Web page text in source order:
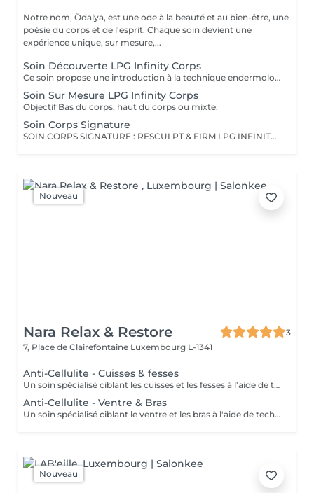
Notre nom, Ôdalya, est une ode à la beauté et au bien-être, une
poésie du corps et de l'esprit. Chaque soin devient une
expérience unique, sur mesure,...
Soin Découverte LPG Infinity Corps
Ce soin propose une introduction à la technique endermologie® afin de découvrir le potentiel des différentes stimulations cellulaires et les sensations uniques qu'elles procurent.
Soin Sur Mesure LPG Infinity Corps
Objectif Bas du corps, haut du corps ou mixte.
Soin Corps Signature
SOIN CORPS SIGNATURE : RESCULPT & FIRM LPG INFINITY® endermologie Ce soin de l'ensemble du corps raffermit la peau et redonne du galbe aux courbes pour retrouver une silhouette resculptée et plus ferme tout en procurant un grand moment de bien- être. SOIN CORPS SIGNATURE : CELLULITE LISSANT LPG INFINITY® endermologie Ce soin ciblé déstocke les graisses localisées, défibrose et assouplit les tissus pour traiter efficacement la cellulite adipeuse et fibreuse tout en procurant un grand moment de bien-être (40 min de massage LPG + 10 min de massage drainant manuel).
Nouveau
Nara Relax & Restore
3
7, Place de Clairefontaine Luxembourg L-1341
Anti-Cellulite - Cuisses & fesses
Un soin spécialisé ciblant les cuisses et les fesses à l'aide de techniques de massage intensives destinées à stimuler la circulation et à agir sur les tissus sous-jacents. Ce traitement contribue à améliorer l'apparence de la peau, à soutenir la tonicité des tissus et à procurer une sensation de peau plus lisse et revitalisée.
Anti-Cellulite - Ventre & Bras
Un soin spécialisé ciblant le ventre et les bras à l'aide de techniques de massage ciblées destinées à stimuler la circulation et à soutenir l'apparence naturelle de la peau. Ce traitement intensif aide à améliorer la tonicité des tissus, affiner le grain de peau et laisser la peau plus souple, plus douce et agréablement rafraîchie.
Nouveau